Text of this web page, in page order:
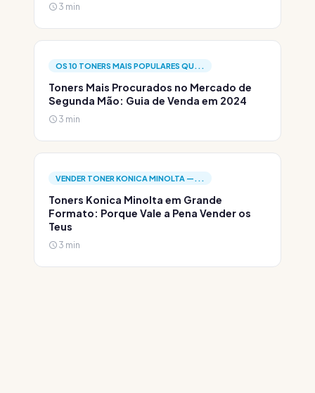
3 min
OS 10 TONERS MAIS POPULARES QU...
Toners Mais Procurados no Mercado de
Segunda Mão: Guia de Venda em 2024
3 min
VENDER TONER KONICA MINOLTA —...
Toners Konica Minolta em Grande
Formato: Porque Vale a Pena Vender os
Teus
3 min